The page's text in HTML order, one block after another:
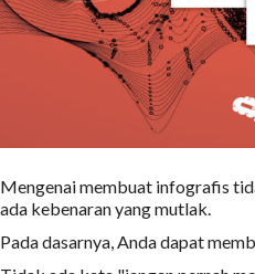
Mengenai membuat infografis
ada kebenaran yang mutlak.
Pada dasarnya, Anda dapat